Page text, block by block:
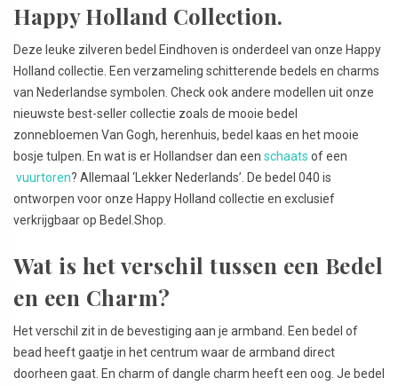
Happy Holland Collection.
Deze leuke zilveren bedel Eindhoven is onderdeel van onze Happy
Holland collectie. Een verzameling schitterende bedels en charms
van Nederlandse symbolen. Check ook andere modellen uit onze
nieuwste best-seller collectie zoals de mooie bedel
zonnebloemen Van Gogh, herenhuis, bedel kaas en het mooie
bosje tulpen. En wat is er Hollandser dan een schaats of een
vuurtoren? Allemaal ‘Lekker Nederlands’. De bedel 040 is
ontworpen voor onze Happy Holland collectie en exclusief
verkrijgbaar op Bedel.Shop.
Wat is het verschil tussen een Bedel
en een Charm?
Het verschil zit in de bevestiging aan je armband. Een bedel of
bead heeft gaatje in het centrum waar de armband direct
doorheen gaat. En charm of dangle charm heeft een oog. Je bedel